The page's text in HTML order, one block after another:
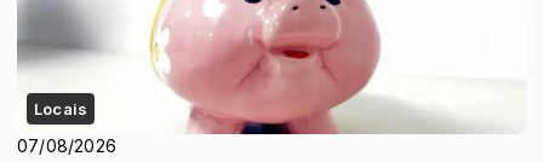
Locais
07/08/2026